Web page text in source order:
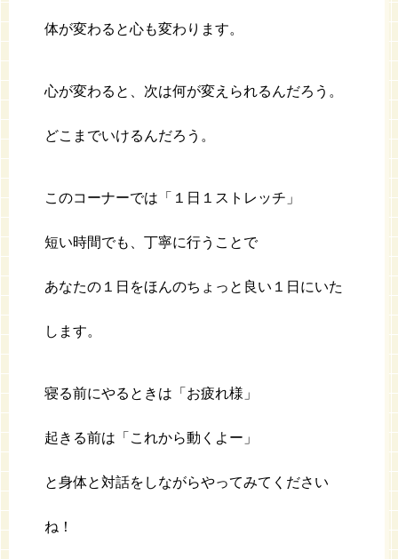
体が変わると心も変わります。
心が変わると、次は何が変えられるんだろう。
どこまでいけるんだろう。
このコーナーでは「１日１ストレッチ」
短い時間でも、丁寧に行うことで
あなたの１日をほんのちょっと良い１日にいた
します。
寝る前にやるときは「お疲れ様」
起きる前は「これから動くよー」
と身体と対話をしながらやってみてください
ね！